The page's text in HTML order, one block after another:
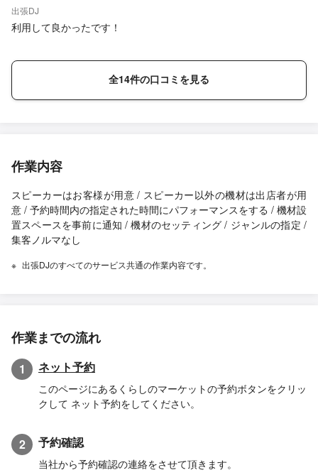
出張DJ
利用して良かったです！
全14件の口コミを見る
作業内容
スピーカーはお客様が用意 / スピーカー以外の機材は出店者が用
意 / 予約時間内の指定された時間にパフォーマンスをする / 機材設
置スペースを事前に通知 / 機材のセッティング / ジャンルの指定 /
集客ノルマなし
出張DJのすべてのサービス共通の作業内容です。
作業までの流れ
1 ネット予約
このページにあるくらしのマーケットの予約ボタンをクリッ
クして ネット予約をしてください。
2 予約確認
当社から予約確認の連絡をさせて頂きます。